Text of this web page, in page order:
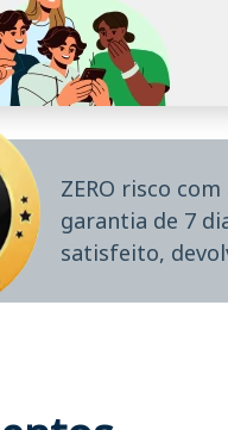
ZERO risco
garantia de 7
satisfeito,